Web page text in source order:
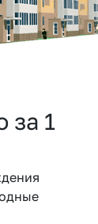
за 1